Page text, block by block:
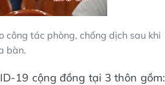
công tác phòng, chống dịch sau khi
bàn.
19 cộng đồng tại 3 thôn gồm: